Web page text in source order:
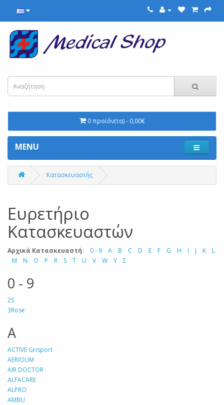
0 προϊόν(τα) - 0,00€
MENU
Κατασκευαστής
Ευρετήριο
Κατασκευαστών
Αρχικά Κατασκευαστή: 0 - 9 A B C D E F G H I J K
L
M
N O P R S T U V W Y Σ
0 - 9
2S
3Rose
A
ACTIVE Grisport
AERIOUM
AIR DOCTOR
ALFACARE
ALPRO
AMBU